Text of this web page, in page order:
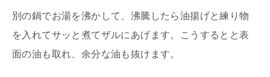
別の鍋でお湯を沸かして、沸騰したら油揚げと練り物
を入れてサッと煮てザルにあげます。こうするとと表
面の油も取れ、余分な油も抜けます。